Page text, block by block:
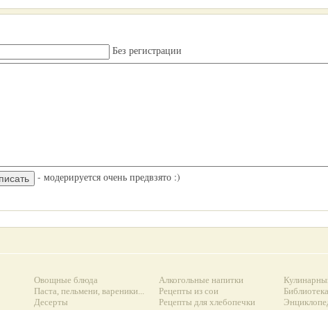
Без регистрации
- модерируется очень предвзято :)
Овощные блюда
Паста, пельмени, вареники...
Десерты
Алкогольные напитки
Рецепты из сои
Рецепты для хлебопечки
Библиотека